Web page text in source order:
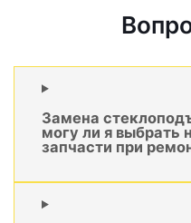
Замена
могу ли я выбрать
запчасти при